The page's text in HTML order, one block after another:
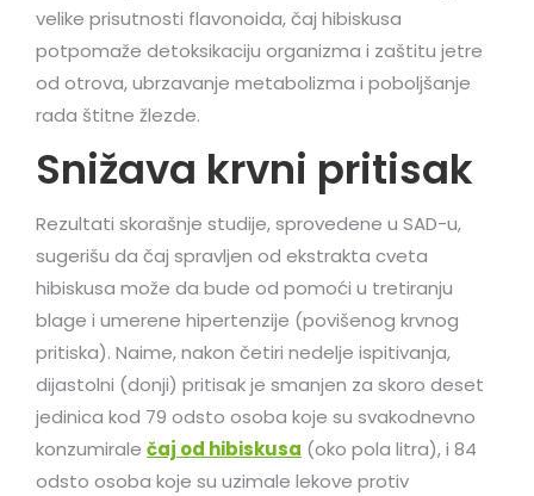
velike prisutnosti flavonoida, čaj hibiskusa
potpomaže detoksikaciju organizma i zaštitu jetre
od otrova, ubrzavanje metabolizma i poboljšanje
rada štitne žlezde.
Snižava krvni pritisak
Rezultati skorašnje studije, sprovedene u SAD-u,
sugerišu da čaj spravljen od ekstrakta cveta
hibiskusa može da bude od pomoći u tretiranju
blage i umerene hipertenzije (povišenog krvnog
pritiska). Naime, nakon četiri nedelje ispitivanja,
dijastolni (donji) pritisak je smanjen za skoro deset
jedinica kod 79 odsto osoba koje su svakodnevno
konzumirale čaj od hibiskusa (oko pola litra), i 84
odsto osoba koje su uzimale lekove protiv